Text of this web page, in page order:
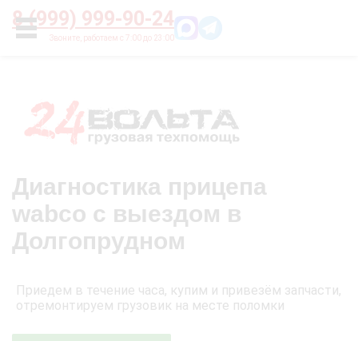
8 (999) 999-90-24
УСЛУГИ
Главная О нас Цены
Диагностика прицепа
wabco с выездом в
Долгопрудном
Приедем в течение часа, купим и привезём запчасти,
отремонтируем грузовик на месте поломки